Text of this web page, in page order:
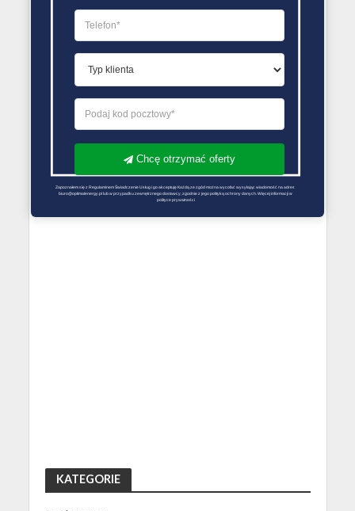
KATEGORIE
Chcę otrzymać oferty
Zapoznałem się z Regulaminem Świadczenie Usług i go akceptuję Każdą ze zgód można wycofać wysyłając wiadomość na adres
biuro@optimalenergy.pl lub w przypadku zewnętrznego dostawcy, zgodnie z jego polityką ochrony danych. Więcej informacji w
polityce prywatności